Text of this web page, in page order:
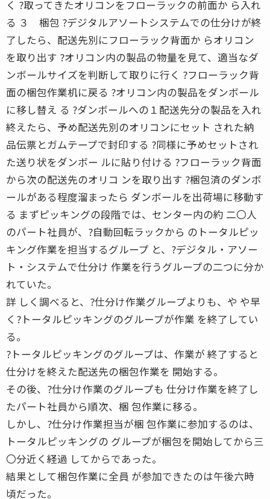
く ?取ってきたオリコンをフローラックの前面か ら入れ
る ３ 梱包 ?デジタルアソートシステムでの仕分けが終
了したら、配送先別にフローラック背面か らオリコン
を取り出す ?オリコン内の製品の物量を見て、適当なダ
ンボールサイズを判断して取りに行く ?フローラック背
面の梱包作業机に戻る ?オリコン内の製品をダンボール
に移し替え る ?ダンボールへの１配送先分の製品を入れ
終えたら、予め配送先別のオリコンにセット された納
品伝票とガムテープで封印する ?同様に予めセットされ
た送り状をダンボー ルに貼り付ける ?フローラック背面
から次の配送先のオリコ ンを取り出す ?梱包済のダンボ
ールがある程度溜まったら ダンボールを出荷場に移動す
る まずピッキングの段階では、センター内の約 二〇人
のパート社員が、?自動回転ラックから のトータルピッ
キング作業を担当するグループ と、?デジタル・アソー
ト・システムで仕分け 作業を行うグループの二つに分か
れていた。
詳 しく調べると、?仕分け作業グループよりも、や や早
く?トータルピッキングのグループが作業 を終了してい
る。
?トータルピッキングのグループは、作業が 終了すると
仕分けを終えた配送先の梱包作業を 開始する。
その後、?仕分け作業のグループも 仕分け作業を終了し
たパート社員から順次、梱 包作業に移る。
しかし、?仕分け作業担当が梱 包作業に参加するのは、
トータルピッキングの グループが梱包を開始してから三
〇分近く経過 してからであった。
結果として梱包作業に全員 が参加できたのは午後六時
頃だった。